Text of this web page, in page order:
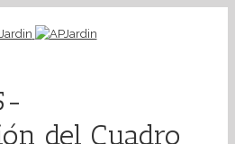
del Cuadro